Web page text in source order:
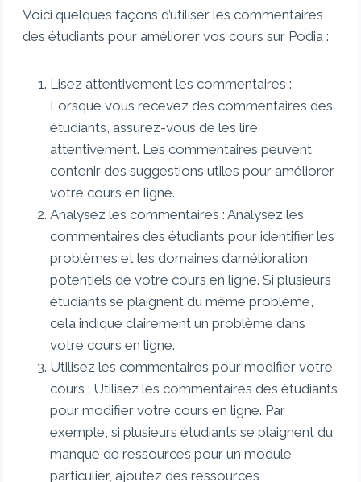
Voici quelques façons d’utiliser les commentaires
des étudiants pour améliorer vos cours sur Podia :
Lisez attentivement les commentaires :
Lorsque vous recevez des commentaires des
étudiants, assurez-vous de les lire
attentivement. Les commentaires peuvent
contenir des suggestions utiles pour améliorer
votre cours en ligne.
Analysez les commentaires : Analysez les
commentaires des étudiants pour identifier les
problèmes et les domaines d’amélioration
potentiels de votre cours en ligne. Si plusieurs
étudiants se plaignent du même problème,
cela indique clairement un problème dans
votre cours en ligne.
Utilisez les commentaires pour modifier votre
cours : Utilisez les commentaires des étudiants
pour modifier votre cours en ligne. Par
exemple, si plusieurs étudiants se plaignent du
manque de ressources pour un module
particulier, ajoutez des ressources